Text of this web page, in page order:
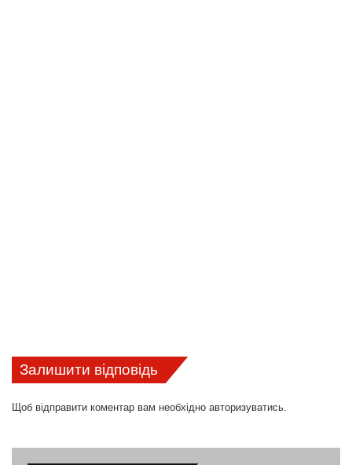
Залишити відповідь
Щоб відправити коментар вам необхідно авторизуватись.